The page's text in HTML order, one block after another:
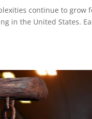
continue to
in the United States.